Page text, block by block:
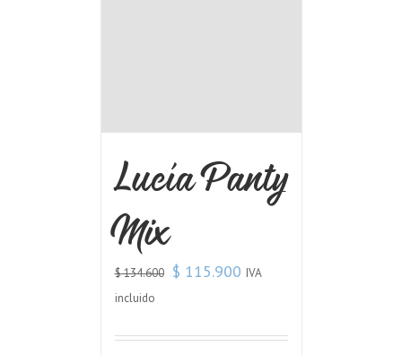
Lucía Panty
Mix
$134.600 $ 115.900 IVA
incluido